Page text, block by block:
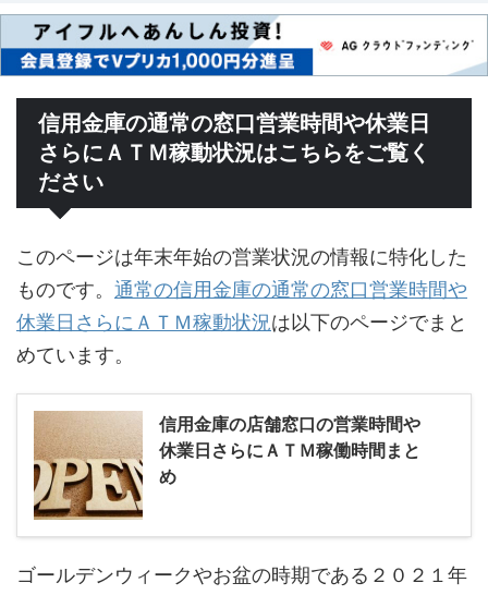
信用金庫の通常の窓口営業時間や休業日
さらにＡＴＭ稼動状況はこちらをご覧く
ださい
このページは年末年始の営業状況の情報に特化した
ものです。 通常の信用金庫の通常の窓口営業時間や
休業日さらにＡＴＭ稼動状況は以下のページでまと
めています。
信用金庫の店舗窓口の営業時間や
休業日さらにＡＴＭ稼働時間まと
め
ゴールデンウィークやお盆の時期である２０２１年